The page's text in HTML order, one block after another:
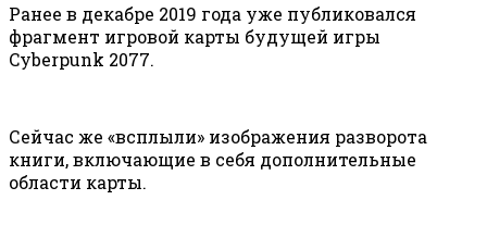
Ранее в декабре 2019 года уже публиковался
фрагмент игровой карты будущей игры
Cyberpunk 2077.
Сейчас же «всплыли» изображения разворота
книги, включающие в себя дополнительные
области карты.